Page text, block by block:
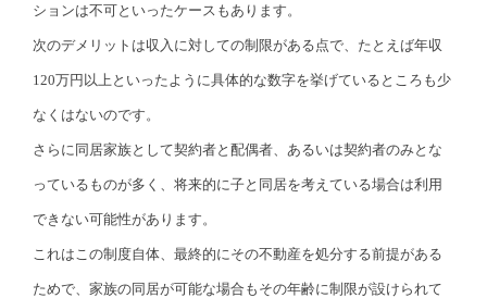
ションは不可といったケースもあります。
次のデメリットは収入に対しての制限がある点で、たとえば年収
120万円以上といったように具体的な数字を挙げているところも少
なくはないのです。
さらに同居家族として契約者と配偶者、あるいは契約者のみとな
っているものが多く、将来的に子と同居を考えている場合は利用
できない可能性があります。
これはこの制度自体、最終的にその不動産を処分する前提がある
ためで、家族の同居が可能な場合もその年齢に制限が設けられて